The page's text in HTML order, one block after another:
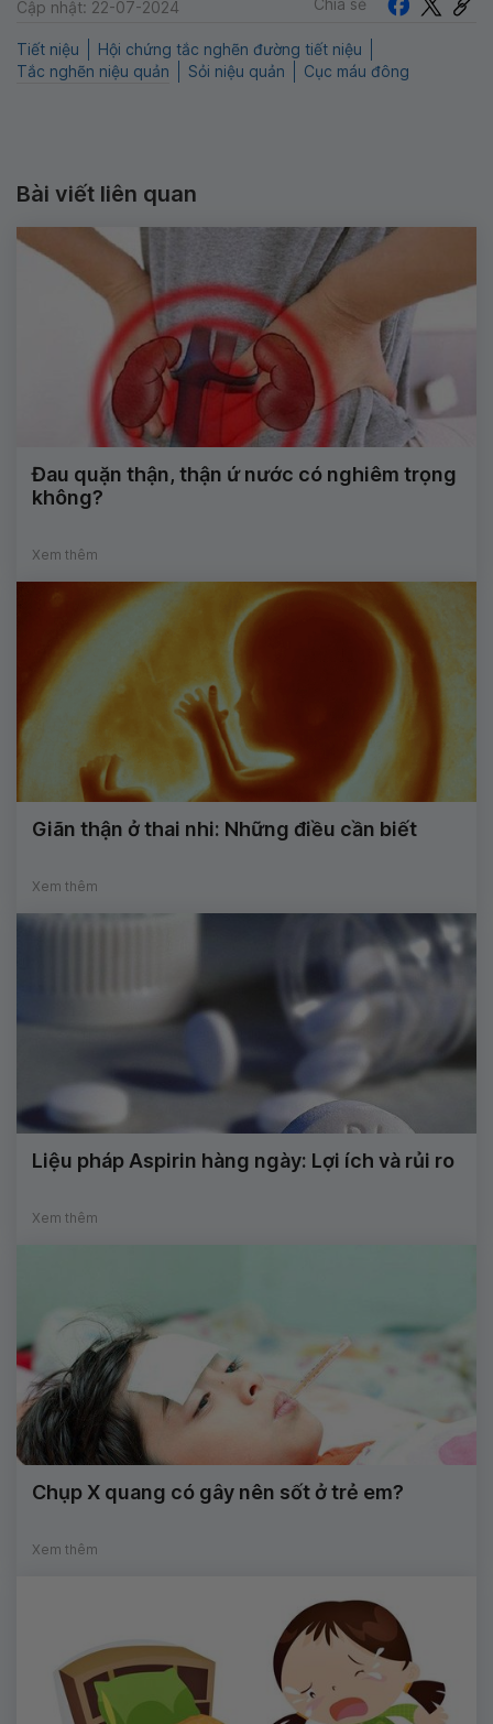
Cập nhật: 22-07-2024 Chia sẻ
Tiết niệu
Hội chứng tắc nghẽn đường tiết niệu
Tắc nghẽn niệu quản
Sỏi niệu quản Cục máu đông
Bài viết liên quan
Đau quặn thận, thận ứ nước có nghiêm trọng
không?
Xem thêm
Giãn thận ở thai nhi: Những điều cần biết
Xem thêm
Liệu pháp Aspirin hàng ngày: Lợi ích và rủi ro
Xem thêm
Chụp X quang có gây nên sốt ở trẻ em?
Xem thêm